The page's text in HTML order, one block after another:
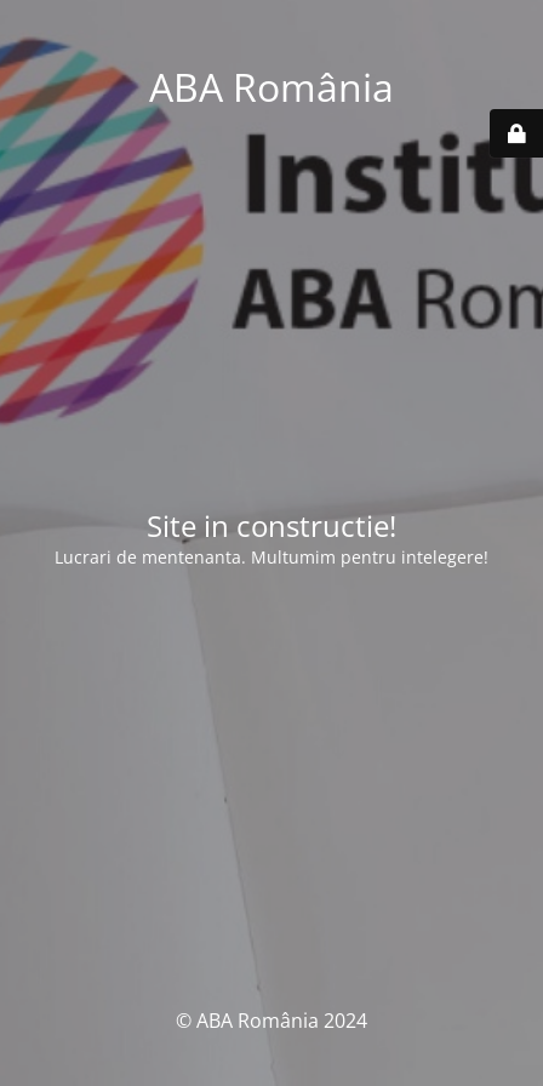
ABA România
Site in constructie!
Lucrari de mentenanta. Multumim pentru intelegere!
© ABA România 2024